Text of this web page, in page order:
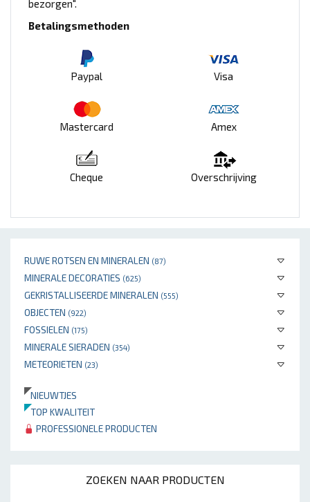
RUWE ROTSEN EN MINERALEN (87)
MINERALE DECORATIES (625)
GEKRISTALLISEERDE MINERALEN (555)
OBJECTEN (922)
FOSSIELEN (175)
MINERALE SIERADEN (354)
METEORIETEN (23)
NIEUWTJES
TOP KWALITEIT
PROFESSIONELE PRODUCTEN
ZOEKEN NAAR PRODUCTEN
bezorgen".
Betalingsmethoden
Paypal Visa
Mastercard Amex
Cheque Overschrijving